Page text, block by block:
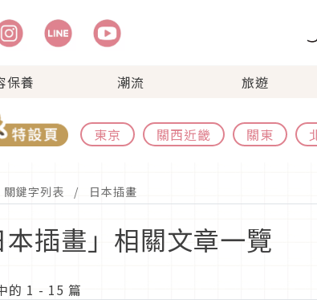
保養 潮流 旅遊
東京 關西近畿 關東
關鍵字列表 日本插畫
本插畫」相關文章一覽
的 1 - 15 篇